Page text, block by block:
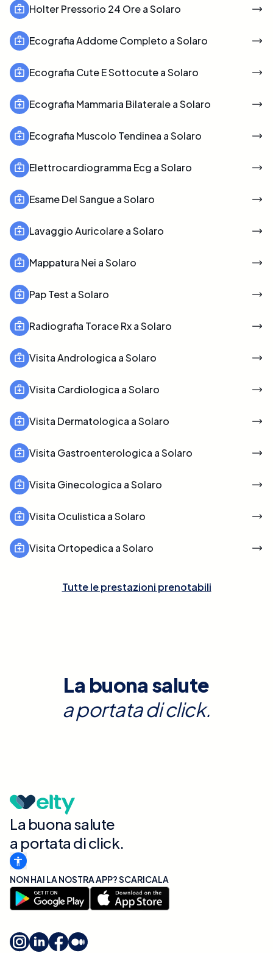
Holter Pressorio 24 Ore a Solaro
Ecografia Addome Completo a Solaro
Ecografia Cute E Sottocute a Solaro
Ecografia Mammaria Bilaterale a Solaro
Ecografia Muscolo Tendinea a Solaro
Elettrocardiogramma Ecg a Solaro
Esame Del Sangue a Solaro
Lavaggio Auricolare a Solaro
Mappatura Nei a Solaro
Pap Test a Solaro
Radiografia Torace Rx a Solaro
Visita Andrologica a Solaro
Visita Cardiologica a Solaro
Visita Dermatologica a Solaro
Visita Gastroenterologica a Solaro
Visita Ginecologica a Solaro
Visita Oculistica a Solaro
Visita Ortopedica a Solaro
Tutte le prestazioni prenotabili
La buona salute
a portata di click.
La buona salute
a portata di click.
NON HAI LA NOSTRA APP? SCARICALA